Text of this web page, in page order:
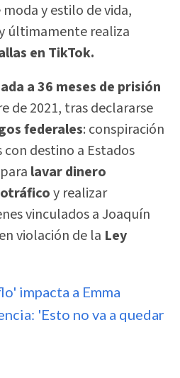
y estilo de vida,
últimamente realiza
en TikTok.
a 36 meses de prisión
de 2021, tras declararse
federales: conspiración
destino a Estados
lavar dinero
y realizar
vinculados a Joaquín
violación de la Ley
impacta a Emma
'Esto no va a quedar